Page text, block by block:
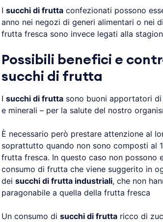
I succhi di fruttaconfezionati possono
anno nei negozi di generi alimentari o nei
frutta fresca sono invece legati alla
Possibili benefici e
succhi di frutta
I succhi di fruttasono buoni apportatori di
e minerali – per la salute del nostro
È necessario però prestare attenzione al
soprattutto quando non sono composti al
frutta fresca. In questo caso non possono
consumo di frutta che viene suggerito in
dei succhi di frutta industriali, che non
paragonabile a quella della frutta fresca
Un consumo di succhi di fruttaricco di